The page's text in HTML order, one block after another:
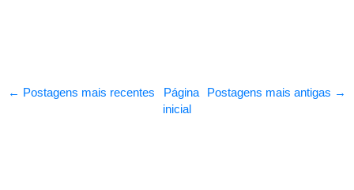
← Postagens mais recentes Postagens mais antigas →
Página
inicial